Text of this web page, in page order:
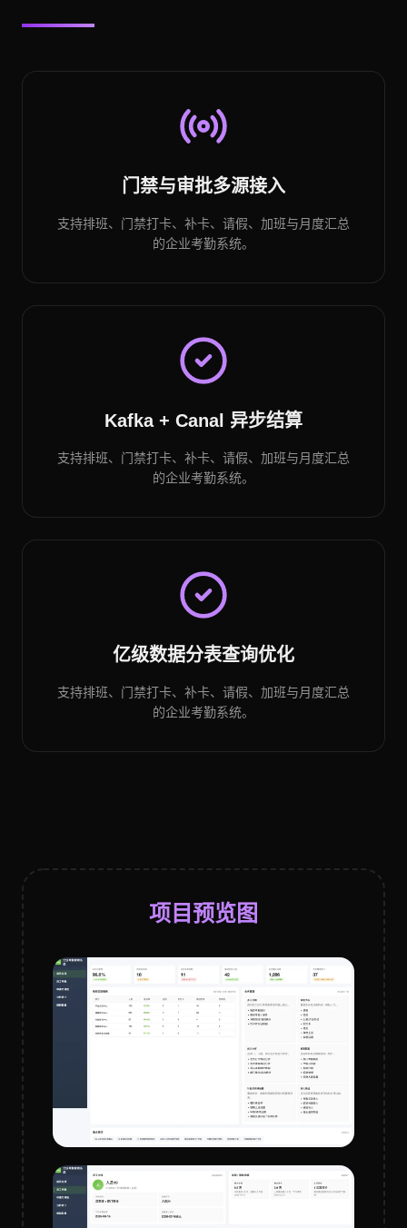
门禁与审批多源接入
支持排班、门禁打卡、补卡、请假、加班与月度汇总
的企业考勤系统。
Kafka + Canal 异步结算
支持排班、门禁打卡、补卡、请假、加班与月度汇总
的企业考勤系统。
亿级数据分表查询优化
支持排班、门禁打卡、补卡、请假、加班与月度汇总
的企业考勤系统。
项目预览图